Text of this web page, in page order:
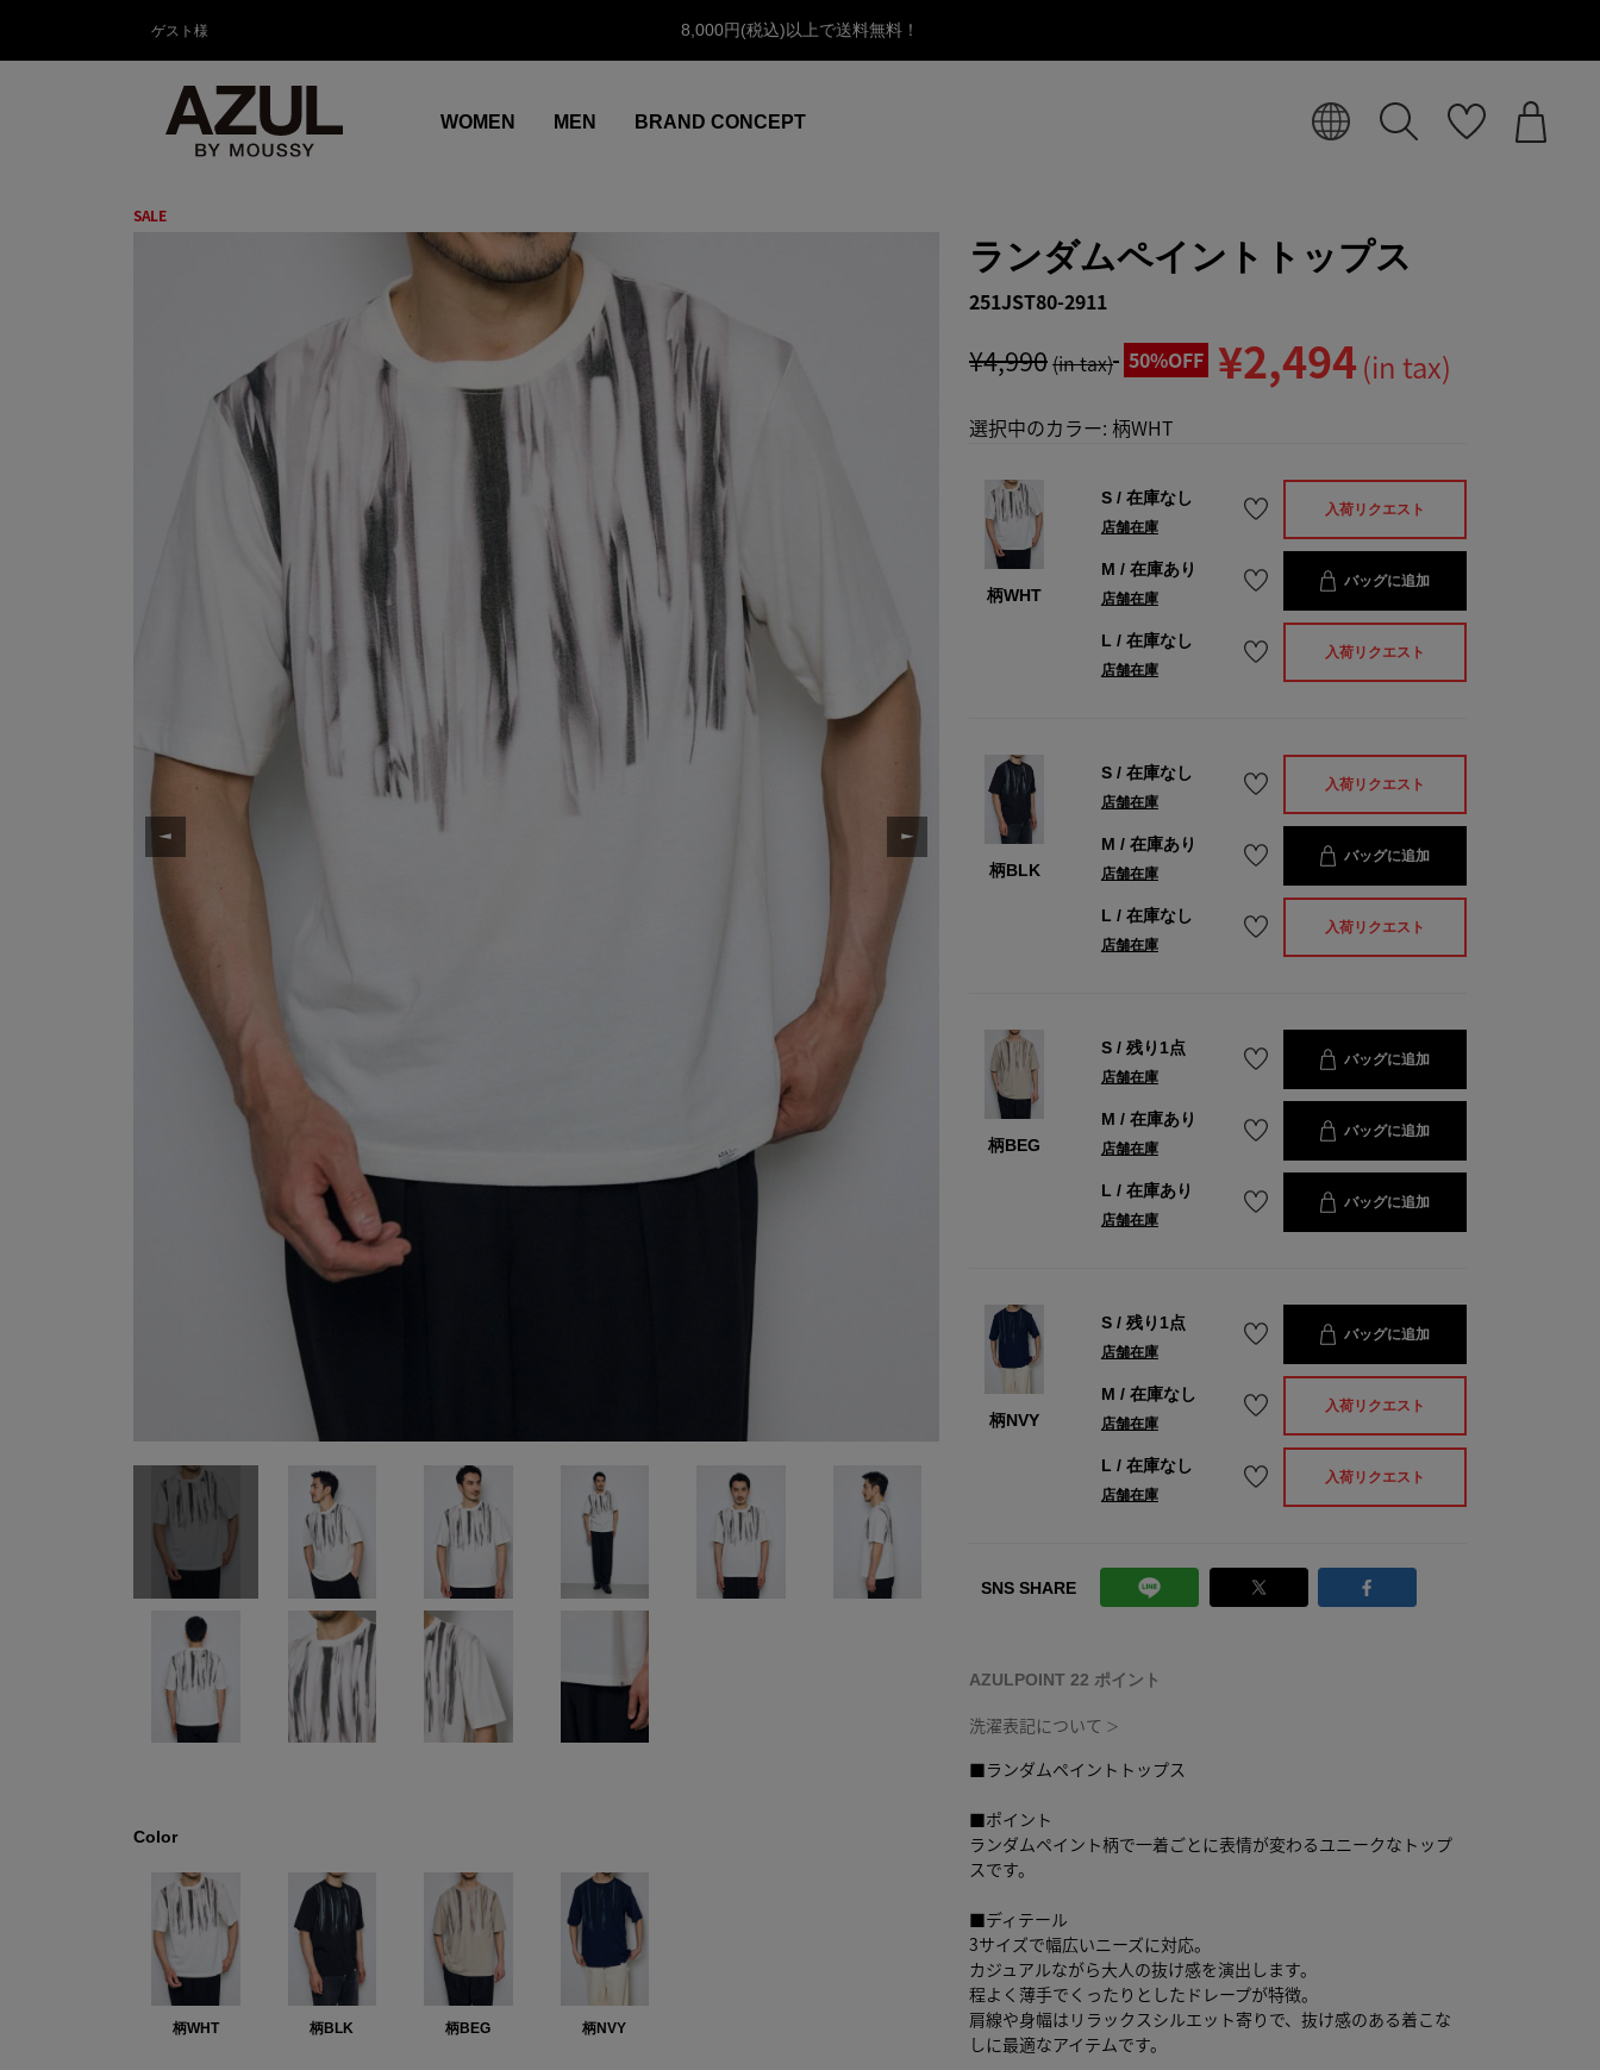
ゲスト様 8,000円(税込)以上で送料無料！
WOMEN MEN BRAND CONCEPT
SALE
Color
柄WHT 柄BLK 柄BEG 柄NVY
ランダムペイントトップス
251JST80-2911
¥4,990(in tax) 50%OFF ¥2,494 (in tax)
選択中のカラー: 柄WHT
柄WHT
S/ 在庫なし
店舗在庫
入荷リクエスト
M / 在庫あり
店舗在庫
バッグに追加
L / 在庫なし
店舗在庫
入荷リクエスト
柄BLK
S/ 在庫なし
店舗在庫
入荷リクエスト
M / 在庫あり
店舗在庫
バッグに追加
L / 在庫なし
店舗在庫
入荷リクエスト
柄BEG
S/ 残り1点
店舗在庫
バッグに追加
M / 在庫あり
店舗在庫
バッグに追加
L / 在庫あり
店舗在庫
バッグに追加
柄NVY
S/ 残り1点
店舗在庫
バッグに追加
M / 在庫なし
店舗在庫
入荷リクエスト
L / 在庫なし
店舗在庫
入荷リクエスト
SNS SHARE
AZULPOINT 22 ポイント
洗濯表記について ＞
■ランダムペイントトップス
■ポイント
ランダムペイント柄で一着ごとに表情が変わるユニークなトップ
スです。
■ディテール
3サイズで幅広いニーズに対応。
カジュアルながら大人の抜け感を演出します。
程よく薄手でくったりとしたドレープが特徴。
肩線や身幅はリラックスシルエット寄りで、抜け感のある着こな
しに最適なアイテムです。